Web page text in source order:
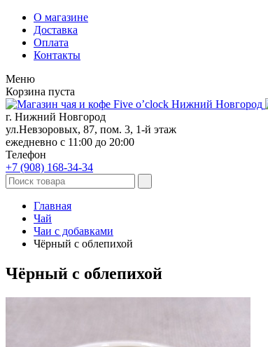
О магазине
Доставка
Оплата
Контакты
Меню
Корзина пуста
г. Нижний Новгород
ул.Невзоровых, 87, пом. 3, 1-й этаж
ежедневно с 11:00 до 20:00
Телефон
+7 (908) 168-34-34
Главная
Чай
Чаи с добавками
Чёрный с облепихой
Чёрный с облепихой